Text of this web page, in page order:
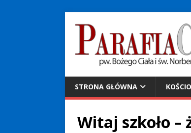
STRONA GŁÓWNA
Witaj szkoło